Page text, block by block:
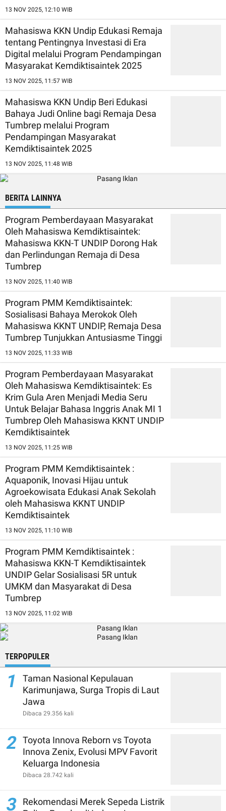
13 NOV 2025, 12:10 WIB
Mahasiswa KKN Undip Edukasi Remaja
tentang Pentingnya Investasi di Era
Digital melalui Program Pendampingan
Masyarakat Kemdiktisaintek 2025
13 NOV 2025, 11:57 WIB
Mahasiswa KKN Undip Beri Edukasi
Bahaya Judi Online bagi Remaja Desa
Tumbrep melalui Program
Pendampingan Masyarakat
Kemdiktisaintek 2025
13 NOV 2025, 11:48 WIB
BERITA LAINNYA
Program Pemberdayaan Masyarakat
Oleh Mahasiswa Kemdiktisaintek:
Mahasiswa KKN-T UNDIP Dorong Hak
dan Perlindungan Remaja di Desa
Tumbrep
13 NOV 2025, 11:40 WIB
Program PMM Kemdiktisaintek:
Sosialisasi Bahaya Merokok Oleh
Mahasiswa KKNT UNDIP, Remaja Desa
Tumbrep Tunjukkan Antusiasme Tinggi
13 NOV 2025, 11:33 WIB
Program Pemberdayaan Masyarakat
Oleh Mahasiswa Kemdiktisaintek: Es
Krim Gula Aren Menjadi Media Seru
Untuk Belajar Bahasa Inggris Anak MI 1
Tumbrep Oleh Mahasiswa KKNT UNDIP
Kemdiktisaintek
13 NOV 2025, 11:25 WIB
Program PMM Kemdiktisaintek :
Aquaponik, Inovasi Hijau untuk
Agroekowisata Edukasi Anak Sekolah
oleh Mahasiswa KKNT UNDIP
Kemdiktisaintek
13 NOV 2025, 11:10 WIB
Program PMM Kemdiktisaintek :
Mahasiswa KKN-T Kemdiktisaintek
UNDIP Gelar Sosialisasi 5R untuk
UMKM dan Masyarakat di Desa
Tumbrep
13 NOV 2025, 11:02 WIB
TERPOPULER
1
Taman Nasional Kepulauan
Karimunjawa, Surga Tropis di Laut
Jawa
Dibaca 29.356 kali
2 Toyota Innova Reborn vs Toyota
Innova Zenix, Evolusi MPV Favorit
Keluarga Indonesia
Dibaca 28.742 kali
3
Rekomendasi Merek Sepeda Listrik